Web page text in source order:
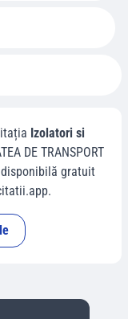
Izolatori si
DE TRANSPORT
gratuit